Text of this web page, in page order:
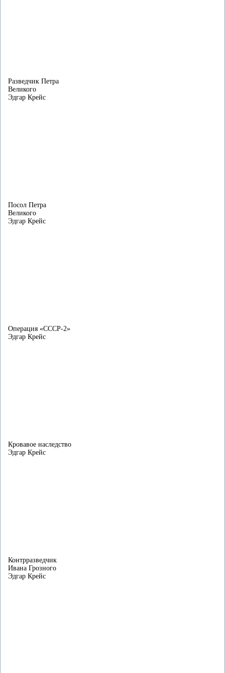
Разведчик Петра
Великого
Эдгар Крейс
Посол Петра
Великого
Эдгар Крейс
Операция «СССР-2»
Эдгар Крейс
Кровавое наследство
Эдгар Крейс
Контрразведчик
Ивана Грозного
Эдгар Крейс